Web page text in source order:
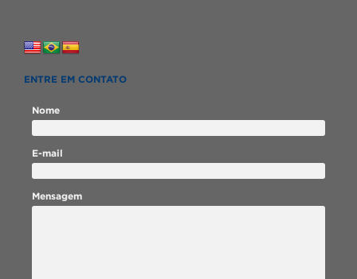
ENTRE EM CONTATO
Nome
E-mail
Mensagem